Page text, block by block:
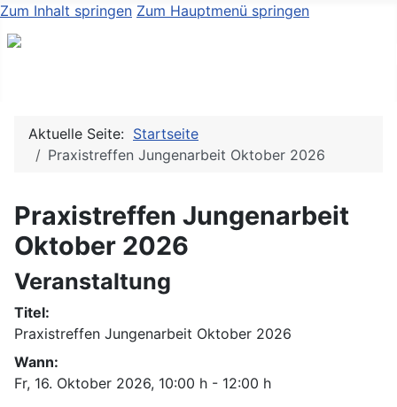
Zum Inhalt springen Zum Hauptmenü springen
Aktuelle Seite: Startseite
Praxistreffen Jungenarbeit Oktober 2026
Praxistreffen Jungenarbeit
Oktober 2026
Veranstaltung
Titel:
Praxistreffen Jungenarbeit Oktober 2026
Wann:
Fr, 16. Oktober 2026, 10:00 h - 12:00 h